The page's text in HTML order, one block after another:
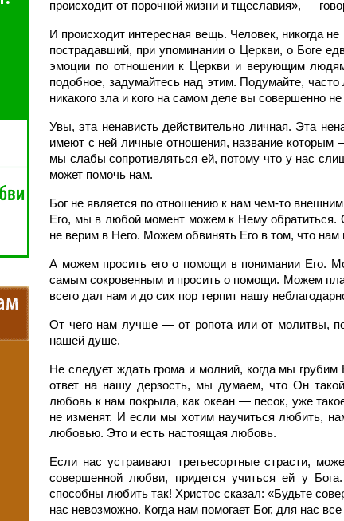
происходит от порочной жизни и тщеславия», —
И происходит интересная вещь. Человек, никогда
пострадавший, при упоминании о Церкви, о Боге
эмоции по отношении к Церкви и верующим
подобное, задумайтесь над этим. Подумайте,
никакого зла и кого на самом деле вы совершенно не
Увы, эта ненависть действительно личная. Эта
имеют с ней личные отношения, название
мы слабы сопротивляться ей, потому что у нас
может помочь нам.
Бог не является по отношению к нам чем-то
Его, мы в любой момент можем к Нему обратиться.
не верим в Него. Можем обвинять Его в том, что
А можем просить его о помощи в понимании Его.
самым сокровенным и просить о помощи. Можем
всего дал нам и до сих пор терпит нашу
От чего нам лучше — от ропота или от молитвы,
нашей душе.
Не следует ждать грома и молний, когда мы
ответ на нашу дерзость, мы думаем, что Он
любовь к нам покрыла, как океан — песок, уже
не изменят. И если мы хотим научиться любить,
любовью. Это и есть настоящая любовь.
Если нас устраивают третьесортные страсти,
совершенной любви, придется учиться ей у
способны любить так! Христос сказал: «Будьте
нас невозможно. Когда нам помогает Бог, для